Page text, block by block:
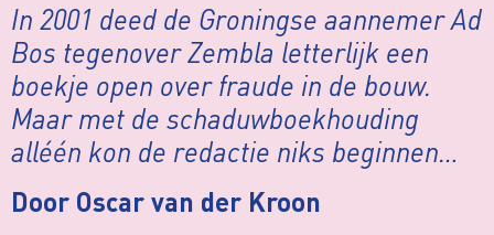
In 2001 deed de Groningse aannemer Ad
Bos tegenover Zembla letterlijk een
boekje open over fraude in de bouw.
Maar met de schaduwboekhouding
alléén kon de redactie niks beginnen…
Door Oscar van der Kroon